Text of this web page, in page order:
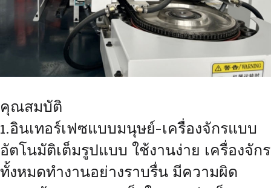
คุณสมบัติ
1.อินเทอร์เฟซแบบมนุษย์-เครื่องจักรแบบ
อัตโนมัติเต็มรูปแบบ ใช้งานง่าย เครื่องจักร
ทั้งหมดทำงานอย่างราบรื่น มีความผิด